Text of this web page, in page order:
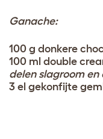
Ganache:
100 g donkere
100 ml double
delen slagroom
3 el gekonfijte